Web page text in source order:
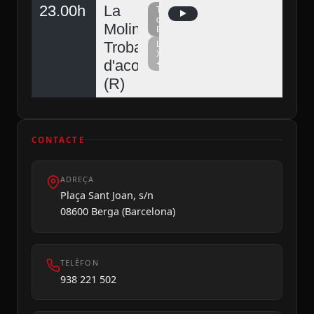
23.00h
La
Molina,
Trobada
d'acordionistes
(R)
Televisió
del
Berguedà
La
Xarxa
+
CONTACTE
ADREÇA
Plaça Sant Joan, s/n
08600 Berga (Barcelona)
TELÈFON
938 221 502